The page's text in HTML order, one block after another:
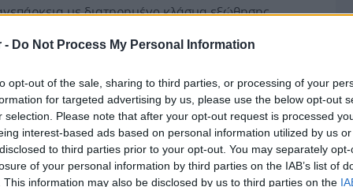
- Do Not Process My Personal Information
opt-out of the sale, sharing to third parties, or processing of your
for targeted advertising by us, please use the below opt-out
selection. Please note that after your opt-out request is processed
interest-based ads based on personal information utilized by us
to third parties prior to your opt-out. You may separately
of your personal information by third parties on the IAB’s list of
This information may also be disclosed by us to third parties on the
με διατηρημένο κλάσμα εξώθησης
θεραπευτικές επιλογές. Επιπλέον, oι πιο σπάνιες
αμυλοειδική μυοκαρδιοπάθεια (ATTR-CM)
σε μεγάλο βαθμό υποδιαγνωσμένες, με μέση
5 έτη, εάν δεν χορηγηθεί η κατάλληλη θεραπεία.
ηChristine Roth,Executive Vice President,
Strategy and Commercialization και μέλος της